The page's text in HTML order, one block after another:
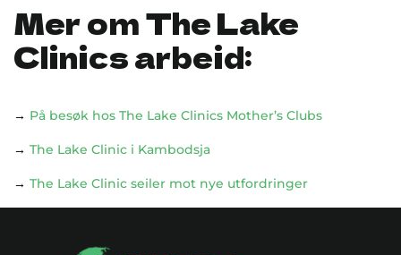
Mer om The Lake
Clinics arbeid:
→ På besøk hos The Lake Clinics Mother’s Clubs
→ The Lake Clinic i Kambodsja
→ The Lake Clinic seiler mot nye utfordringer